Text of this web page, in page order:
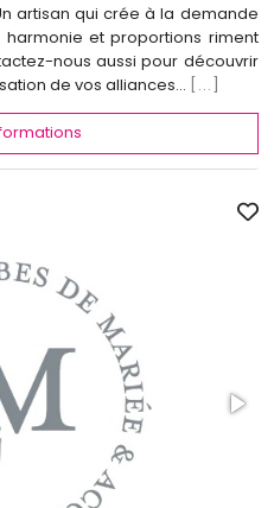
artisan qui crée à la demande
et proportions riment
nous aussi pour découvrir
de vos alliances... [...]